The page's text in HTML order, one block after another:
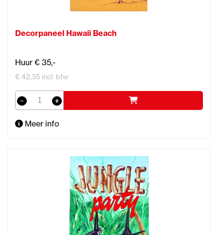
Decorpaneel Hawaii Beach
Huur € 35,-
€ 42,35 incl. btw
Meer info